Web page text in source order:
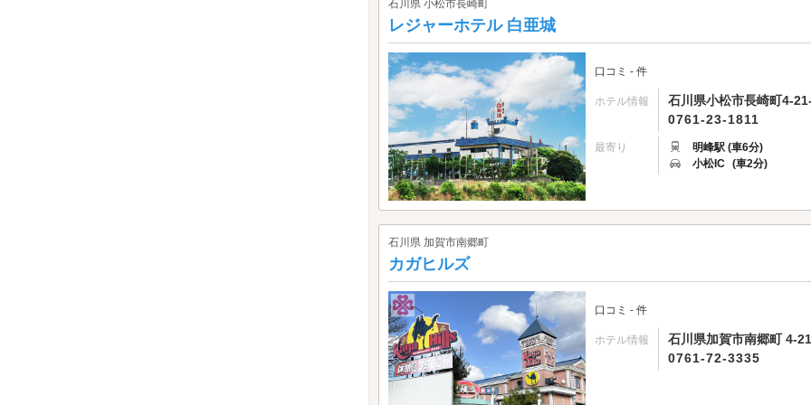
石川県 小松市長崎町
レジャーホテル 白亜城
口コミ - 件
ホテル情報
石川県小松市長崎町4-
0761-23-1811
最寄り
明峰駅 (車6分)
小松IC (車2分)
石川県 加賀市南郷町
カガヒルズ
口コミ - 件
ホテル情報
石川県加賀市南郷町 4-
0761-72-3335